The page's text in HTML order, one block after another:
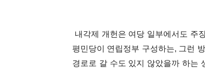
내각제 개헌은 여당 일부에서도 주
평민당이 연립정부 구성하는, 그런
경로로 갈 수도 있지 않았을까 하는